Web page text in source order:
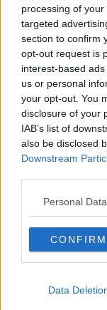
processing of
targeted
section to confirm
opt-out request is
interest-based
us or personal
your opt-out. You
disclosure of your
IAB’s list of
also be disclosed
Downstream
Personal
CONFIRM
Data
Report
Al via lo
anche
La
Polizia